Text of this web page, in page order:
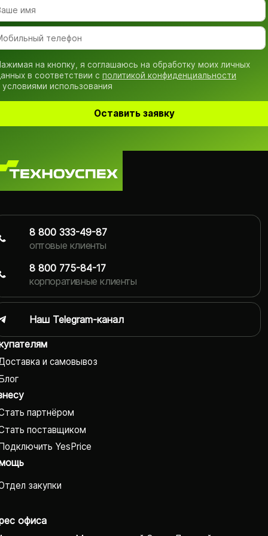
на кнопку, я соглашаюсь на обработку моих личных
в соответствии с политикой конфиденциальности
условиями использования
Оставить заявку
и самовывоз
партнёром
поставщиком
YesPrice
закупки
офиса
8 800 333-49-87
оптовые клиенты
8 800 775-84-17
корпоративные клиенты
Наш Telegram-канал